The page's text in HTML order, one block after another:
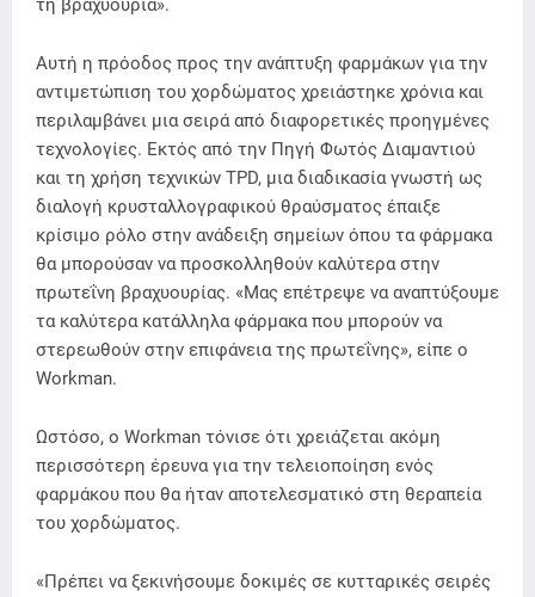
τη βραχυουρία».
Αυτή η πρόοδος προς την ανάπτυξη φαρμάκων για την
αντιμετώπιση του χορδώματος χρειάστηκε χρόνια και
περιλαμβάνει μια σειρά από διαφορετικές προηγμένες
τεχνολογίες. Εκτός από την Πηγή Φωτός Διαμαντιού
και τη χρήση τεχνικών TPD, μια διαδικασία γνωστή ως
διαλογή κρυσταλλογραφικού θραύσματος έπαιξε
κρίσιμο ρόλο στην ανάδειξη σημείων όπου τα φάρμακα
θα μπορούσαν να προσκολληθούν καλύτερα στην
πρωτεΐνη βραχυουρίας. «Μας επέτρεψε να αναπτύξουμε
τα καλύτερα κατάλληλα φάρμακα που μπορούν να
στερεωθούν στην επιφάνεια της πρωτεΐνης», είπε ο
Workman.
Ωστόσο, ο Workman τόνισε ότι χρειάζεται ακόμη
περισσότερη έρευνα για την τελειοποίηση ενός
φαρμάκου που θα ήταν αποτελεσματικό στη θεραπεία
του χορδώματος.
«Πρέπει να ξεκινήσουμε δοκιμές σε κυτταρικές σειρές